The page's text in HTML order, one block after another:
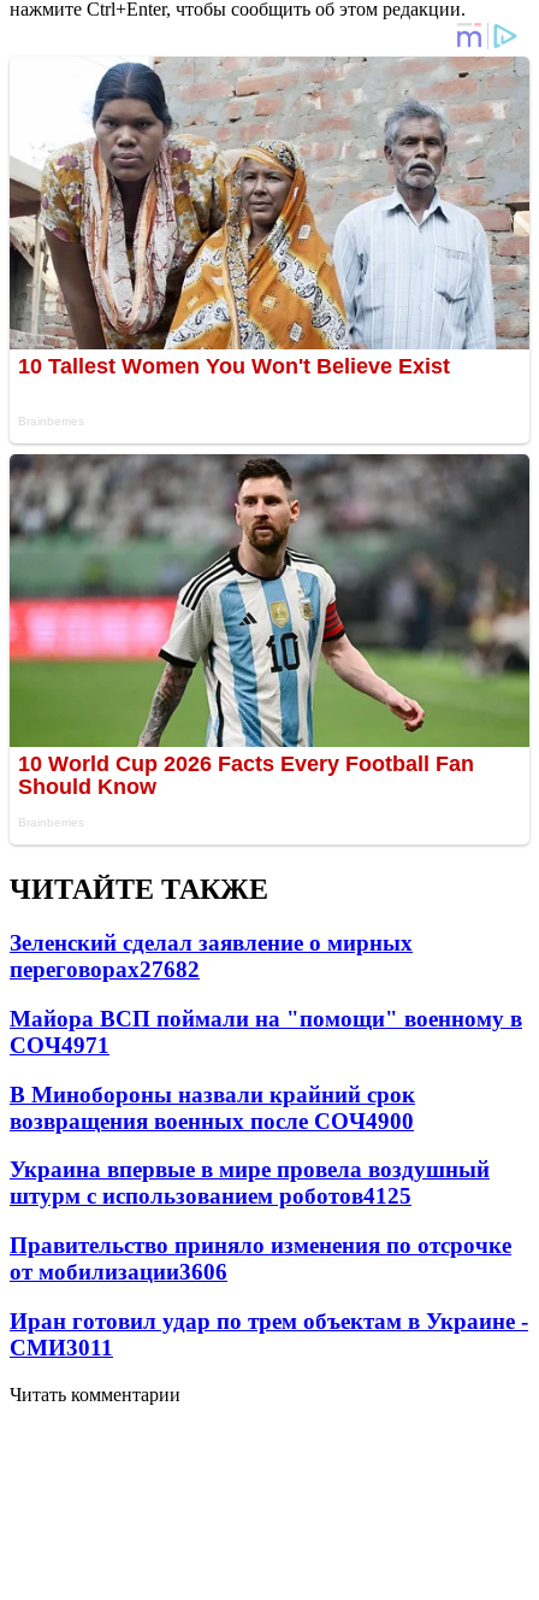
нажмите Ctrl+Enter, чтобы сообщить об этом редакции.
ЧИТАЙТЕ ТАКЖЕ
Зеленский сделал заявление о мирных
переговорах27682
Майора ВСП поймали на "помощи" военному в
СОЧ4971
В Минобороны назвали крайний срок
возвращения военных после СОЧ4900
Украина впервые в мире провела воздушный
штурм с использованием роботов4125
Правительство приняло изменения по отсрочке
от мобилизации3606
Иран готовил удар по трем объектам в Украине -
СМИ3011
Читать комментарии